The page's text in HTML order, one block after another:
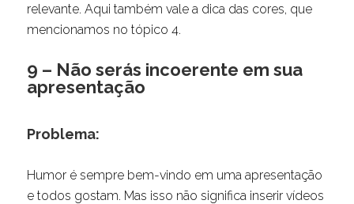
relevante. Aqui também vale a dica das cores, que
mencionamos no tópico 4.
9 – Não serás incoerente em sua
apresentação
Problema:
Humor é sempre bem-vindo em uma apresentação
e todos gostam. Mas isso não significa inserir vídeos